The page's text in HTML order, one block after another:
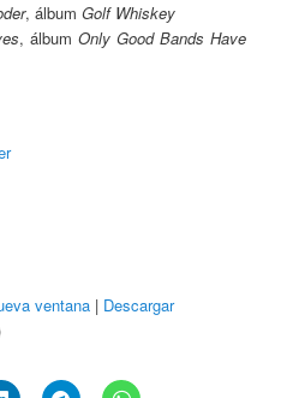
, álbum Golf Whiskey
, álbum Only Good Bands Have
ventana | Descargar